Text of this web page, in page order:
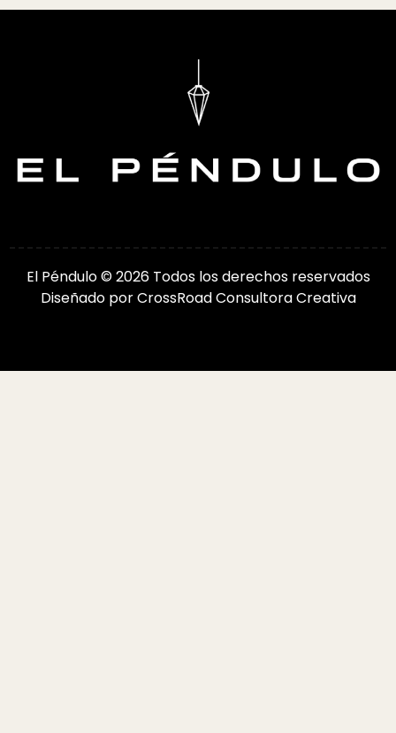
El Péndulo © 2026 Todos los derechos reservados
Diseñado porCrossRoad Consultora Creativa